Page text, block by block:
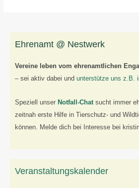
Ehrenamt @ Nestwerk
Vereine leben vom ehrenamtlichen
– sei aktiv dabei und unterstütze uns z.B.
Speziell unser Notfall-Chatsucht immer
zeitnah erste Hilfe in Tierschutz- und
können. Melde dich bei Interesse bei
Veranstaltungskalender